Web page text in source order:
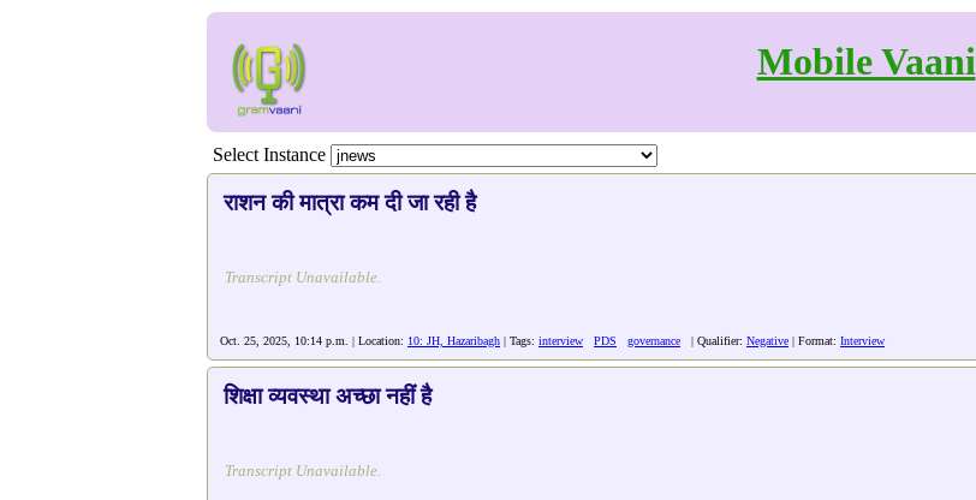
Mobile Vaani
Select Instance
राशन की मात्रा कम दी जा रही है
Transcript Unavailable.
Oct. 25, 2025, 10:14 p.m. | Location: 10: JH, Hazaribagh | Tags: interview PDS governance | Qualifier: Negative | Format: Interview
शिक्षा व्यवस्था अच्छा नहीं है
Transcript Unavailable.